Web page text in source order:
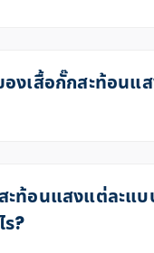
องเสื้อกั๊กสะท้อนแส
ะท้อนแสงแต่ละแ
ร?